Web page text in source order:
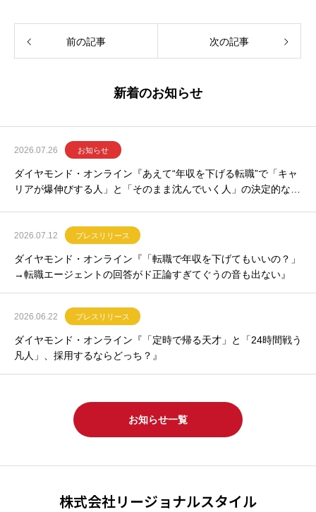
前の記事 次の記事
新着のお知らせ
2026.07.26 お知らせ
ダイヤモンド・オンライン『あえて“年収を下げる転職”で「キャ
リアが爆伸びする人」と「そのまま沈んでいく人」の決定的な違
2026.07.12 プレスリリース
ダイヤモンド・オンライン『「転職で年収を下げてもいいの？」
→転職エージェントの回答がド正論すぎてぐうの音も出ない』
2026.06.22 プレスリリース
ダイヤモンド・オンライン『「定時で帰る天才」と「24時間戦う
凡人」、採用するならどっち？』
お知らせ一覧
株式会社リージョナルスタイル